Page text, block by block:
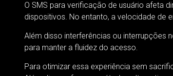
O SMS para verificação de usuário afeta
dispositivos. No entanto, a velocidade de
Além disso interferências ou interrupções
para manter a fluidez do acesso.
Para otimizar essa experiência sem